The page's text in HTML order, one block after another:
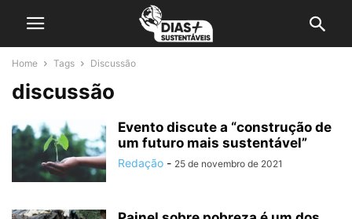
Home Tags Discussão
discussão
Evento discute a “construção de
um futuro mais sustentável”
Redação - 25 de novembro de 2021